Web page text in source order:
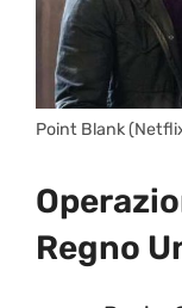
Point Blank
Regno